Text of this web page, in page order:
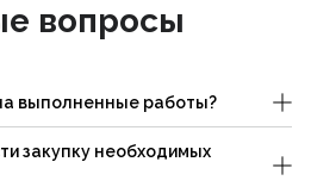
вопросы
выполненные работы?
закупку необходимых